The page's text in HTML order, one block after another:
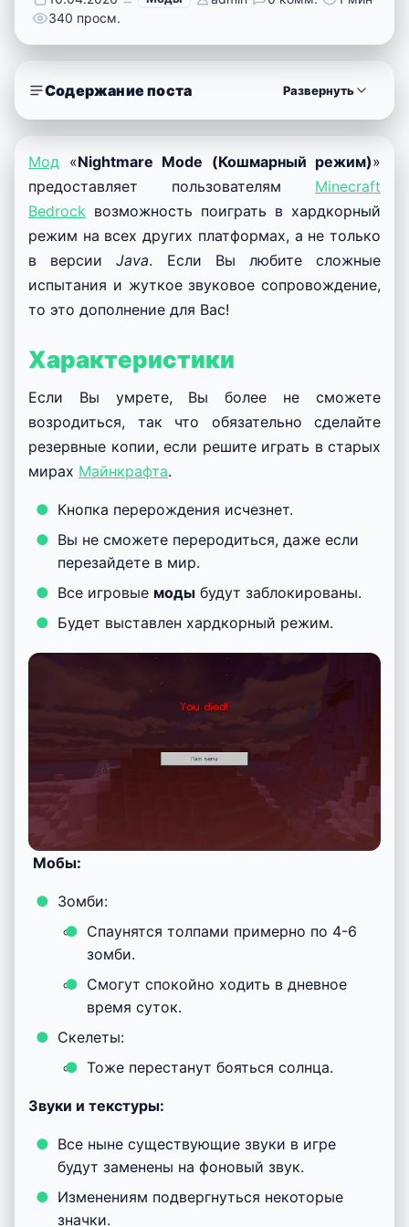
340 просм.
Содержание поста Развернуть
Мод «Nightmare Mode (Кошмарный режим)»
предоставляет пользователям Minecraft
Bedrock возможность поиграть в хардкорный
режим на всех других платформах, а не только
в версииJava. Если Вы любите сложные
испытания и жуткое звуковое сопровождение,
то это дополнение для Вас!
Характеристики
Если Вы умрете, Вы более не сможете
возродиться, так что обязательно сделайте
резервные копии, если решите играть в старых
мирах Майнкрафта.
Кнопка перерождения исчезнет.
Вы не сможете переродиться, даже если
перезайдете в мир.
Все игровые моды будут заблокированы.
Будет выставлен хардкорный режим.
Мобы:
Зомби:
Спаунятся толпами примерно по 4-6
зомби.
Смогут спокойно ходить в дневное
время суток.
Скелеты:
Тоже перестанут бояться солнца.
Звуки и текстуры:
Все ныне существующие звуки в игре
будут заменены на фоновый звук.
Изменениям подвергнуться некоторые
значки.